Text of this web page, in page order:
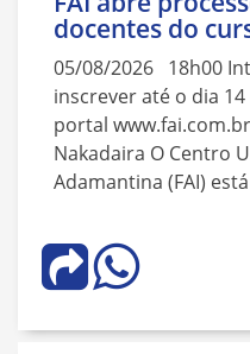
docentes do
05/08/2026 18h00
inscrever até o dia
portal
Nakadaira O Centro
Adamantina (FAI)